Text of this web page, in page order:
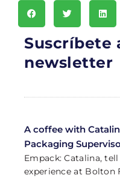
Suscríbete
newsletter
A coffee with
Packaging
Empack: Catalina,
experience at Bolton